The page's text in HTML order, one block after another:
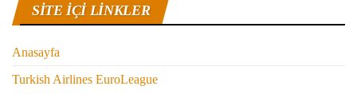
SITE IÇI LINKLER
Anasayfa
Turkish Airlines EuroLeague